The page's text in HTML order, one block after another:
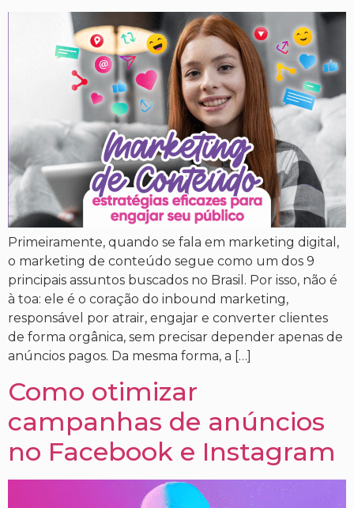
Primeiramente, quando se fala em marketing digital,
o marketing de conteúdo segue como um dos 9
principais assuntos buscados no Brasil. Por isso, não é
à toa: ele é o coração do inbound marketing,
responsável por atrair, engajar e converter clientes
de forma orgânica, sem precisar depender apenas de
anúncios pagos. Da mesma forma, a […]
Como otimizar
campanhas de anúncios
no Facebook e Instagram